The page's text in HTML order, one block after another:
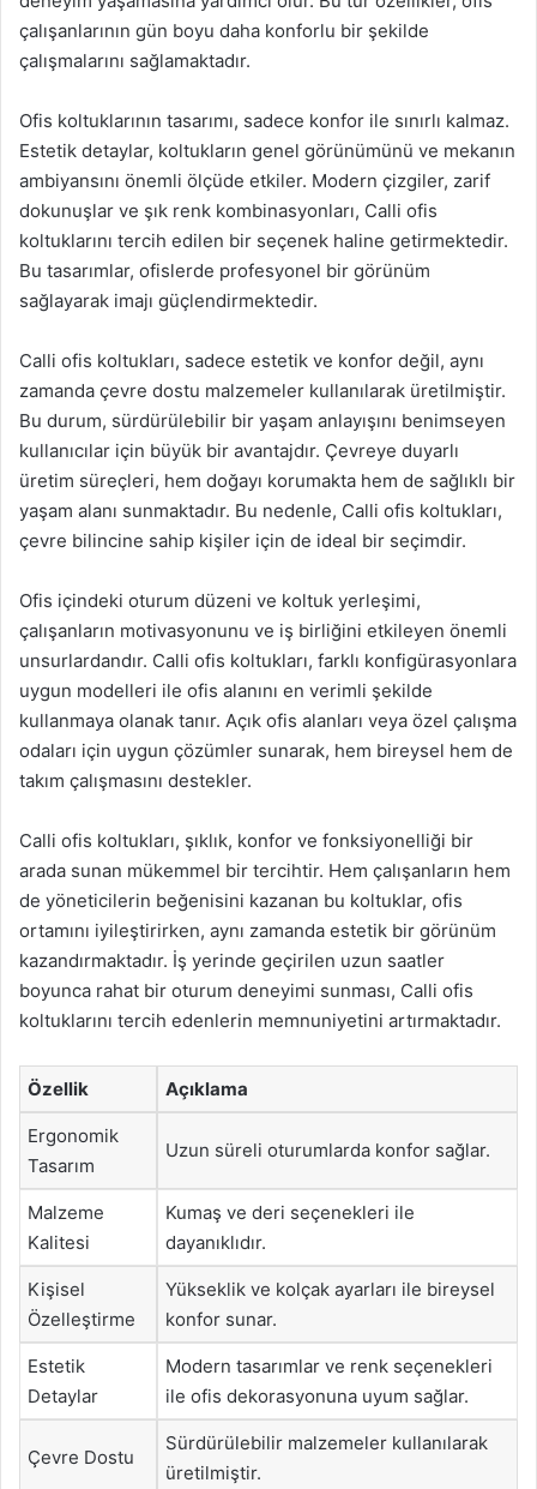
çalışanlarının gün boyu daha konforlu bir şekilde
çalışmalarını sağlamaktadır.
Ofis koltuklarının tasarımı, sadece konfor ile sınırlı kalmaz.
Estetik detaylar, koltukların genel görünümünü ve mekanın
ambiyansını önemli ölçüde etkiler. Modern çizgiler, zarif
dokunuşlar ve şık renk kombinasyonları, Calli ofis
koltuklarını tercih edilen bir seçenek haline getirmektedir.
Bu tasarımlar, ofislerde profesyonel bir görünüm
sağlayarak imajı güçlendirmektedir.
Calli ofis koltukları, sadece estetik ve konfor değil, aynı
zamanda çevre dostu malzemeler kullanılarak üretilmiştir.
Bu durum, sürdürülebilir bir yaşam anlayışını benimseyen
kullanıcılar için büyük bir avantajdır. Çevreye duyarlı
üretim süreçleri, hem doğayı korumakta hem de sağlıklı bir
yaşam alanı sunmaktadır. Bu nedenle, Calli ofis koltukları,
çevre bilincine sahip kişiler için de ideal bir seçimdir.
Ofis içindeki oturum düzeni ve koltuk yerleşimi,
çalışanların motivasyonunu ve iş birliğini etkileyen önemli
unsurlardandır. Calli ofis koltukları, farklı konfigürasyonlara
uygun modelleri ile ofis alanını en verimli şekilde
kullanmaya olanak tanır. Açık ofis alanları veya özel çalışma
odaları için uygun çözümler sunarak, hem bireysel hem de
takım çalışmasını destekler.
Calli ofis koltukları, şıklık, konfor ve fonksiyonelliği bir
arada sunan mükemmel bir tercihtir. Hem çalışanların hem
de yöneticilerin beğenisini kazanan bu koltuklar, ofis
ortamını iyileştirirken, aynı zamanda estetik bir görünüm
kazandırmaktadır. İş yerinde geçirilen uzun saatler
boyunca rahat bir oturum deneyimi sunması, Calli ofis
koltuklarını tercih edenlerin memnuniyetini artırmaktadır.
Özellik Açıklama
Ergonomik
Tasarım
Uzun süreli oturumlarda konfor sağlar.
Malzeme
Kalitesi
Kumaş ve deri seçenekleri ile
dayanıklıdır.
Kişisel
Özelleştirme
Yükseklik ve kolçak ayarları ile bireysel
konfor sunar.
Estetik
Detaylar
Modern tasarımlar ve renk seçenekleri
ile ofis dekorasyonuna uyum sağlar.
Çevre Dostu
Sürdürülebilir malzemeler kullanılarak
üretilmiştir.